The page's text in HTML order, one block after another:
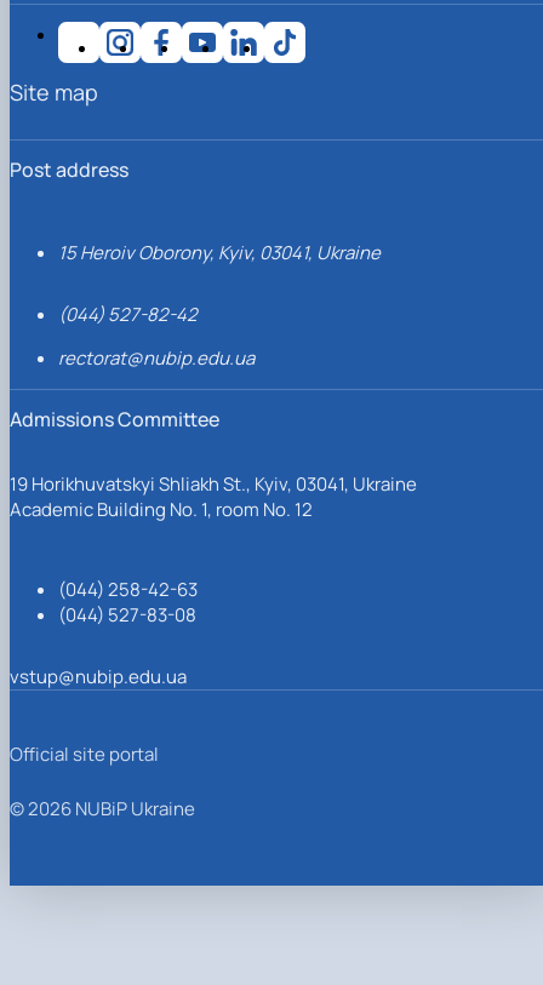
Post address
15 Heroiv Oborony, Kyiv, 03041, Ukraine
(044) 527-82-42
rectorat@nubip.edu.ua
Admissions Committee
19 Horikhuvatskyi Shliakh St., Kyiv, 03041, Ukraine
Academic Building No. 1, room No. 12
(044) 258-42-63
(044) 527-83-08
vstup@nubip.edu.ua
Site map
Official site portal
© 2026 NUBiP Ukraine